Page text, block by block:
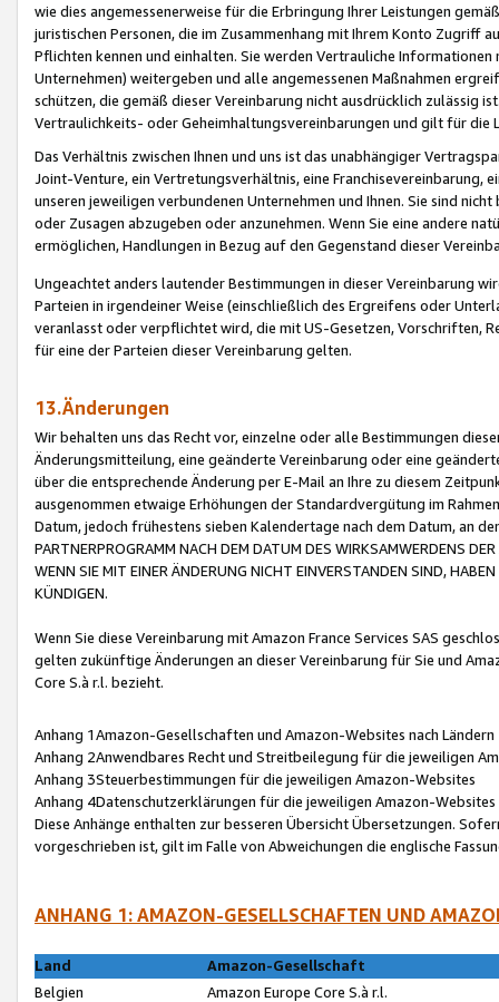
wie dies angemessenerweise für die Erbringung Ihrer Leistungen
juristischen Personen, die im Zusammenhang mit Ihrem Konto
Pflichten kennen und einhalten. Sie werden Vertrauliche
Unternehmen) weitergeben und alle angemessenen Maßnahmen
schützen, die gemäß dieser Vereinbarung nicht ausdrücklich zulässig
Vertraulichkeits- oder Geheimhaltungsvereinbarungen und gilt für die
Das Verhältnis zwischen Ihnen und uns ist das unabhängiger
Joint-Venture, ein Vertretungsverhältnis, eine Franchisevereinbarung,
unseren jeweiligen verbundenen Unternehmen und Ihnen. Sie sind
oder Zusagen abzugeben oder anzunehmen. Wenn Sie eine andere
ermöglichen, Handlungen in Bezug auf den Gegenstand dieser
Ungeachtet anders lautender Bestimmungen in dieser Vereinbarung
Parteien in irgendeiner Weise (einschließlich des Ergreifens oder
veranlasst oder verpflichtet wird, die mit US-Gesetzen, Vorschriften,
für eine der Parteien dieser Vereinbarung gelten.
13.Änderungen
Wir behalten uns das Recht vor, einzelne oder alle Bestimmungen
Änderungsmitteilung, eine geänderte Vereinbarung oder eine
über die entsprechende Änderung per E-Mail an Ihre zu diesem
ausgenommen etwaige Erhöhungen der Standardvergütung im
Datum, jedoch frühestens sieben Kalendertage nach dem Datum, an
PARTNERPROGRAMM NACH DEM DATUM DES WIRKSAMWERDENS
WENN SIE MIT EINER ÄNDERUNG NICHT EINVERSTANDEN SIND,
KÜNDIGEN.
Wenn Sie diese Vereinbarung mit Amazon France Services SAS
gelten zukünftige Änderungen an dieser Vereinbarung für Sie und
Core S.à r.l. bezieht.
Anhang 1Amazon-Gesellschaften und Amazon-Websites nach Ländern
Anhang 2Anwendbares Recht und Streitbeilegung für die jeweiligen
Anhang 3Steuerbestimmungen für die jeweiligen Amazon-Websites
Anhang 4Datenschutzerklärungen für die jeweiligen Amazon-Websites
Diese Anhänge enthalten zur besseren Übersicht Übersetzungen.
vorgeschrieben ist, gilt im Falle von Abweichungen die englische
ANHANG 1: AMAZON-GESELLSCHAFTEN UND
Land
Amazon-Gesellschaft
Belgien
Amazon Europe Core S.à r.l.